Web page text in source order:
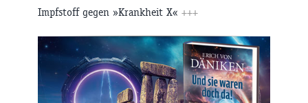
Impfstoff gegen »Krankheit X« +++